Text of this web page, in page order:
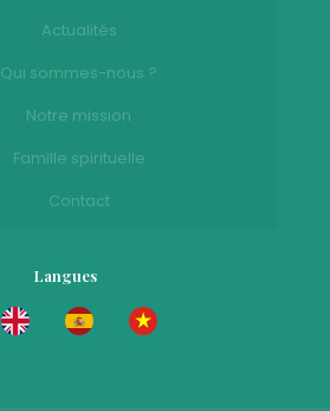
Actualités
Qui sommes-nous ?
Notre mission
Famille spirituelle
Contact
Langues